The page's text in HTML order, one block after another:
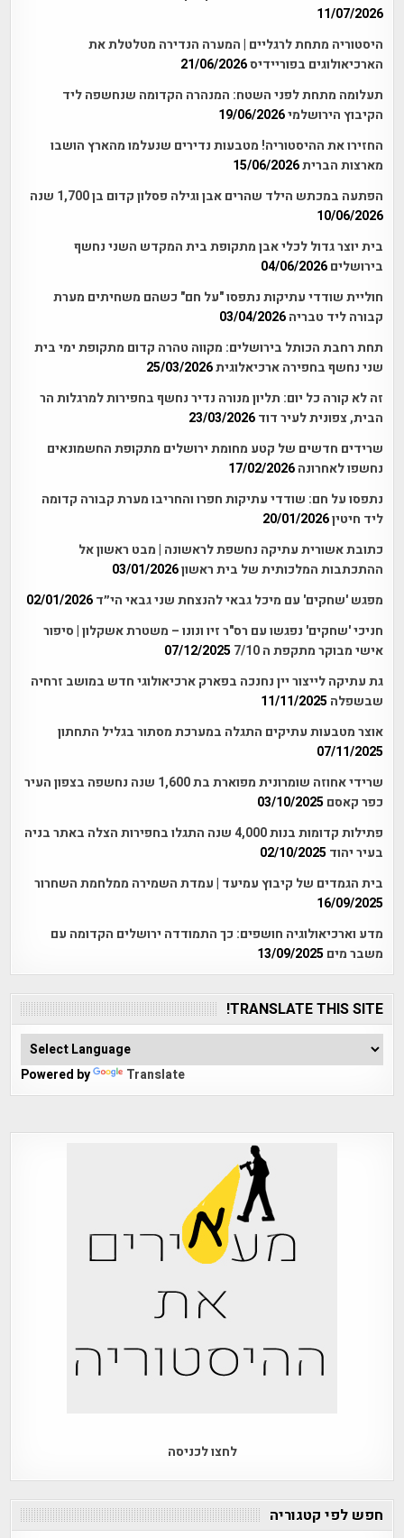
11/07/2026
היסטוריה מתחת לרגליים | המערה הנדירה מטלטלת את
הארכיאולוגים בפוריידיס21/06/2026
תעלומה מתחת לפני השטח: המנהרה הקדומה שנחשפה ליד
הקיבוץ הירושלמי19/06/2026
החזירו את ההיסטוריה! מטבעות נדירים שנעלמו מהארץ הושבו
מארצות הברית15/06/2026
הפתעה במכתש הילד שהרים אבן וגילה פסלון קדום בן 1,700 שנה
10/06/2026
בית יוצר גדול לכלי אבן מתקופת בית המקדש השני נחשף
בירושלים 04/06/2026
חוליית שודדי עתיקות נתפסו "על חם" כשהם משחיתים מערת
קבורה ליד טבריה 03/04/2026
תחת רחבת הכותל בירושלים: מקווה טהרה קדום מתקופת ימי בית
שני נחשף בחפירה ארכיאלוגית25/03/2026
זה לא קורה כל יום: תליון מנורה נדיר נחשף בחפירות למרגלות הר
הבית, צפונית לעיר דוד 23/03/2026
שרידים חדשים של קטע מחומת ירושלים מתקופת החשמונאים
נחשפו לאחרונה 17/02/2026
נתפסו על חם: שודדי עתיקות חפרו והחריבו מערת קבורה קדומה
ליד חיטין20/01/2026
כתובת אשורית עתיקה נחשפת לראשונה | מבט ראשון אל
ההתכתבות המלכותית של בית ראשון03/01/2026
מפגש 'שחקים' עם מיכל גבאי להנצחת שני גבאי הי״ד 02/01/2026
חניכי 'שחקים' נפגשו עם רס"ר זיו ונונו – משטרת אשקלון | סיפור
אישי מבוקר מתקפת ה 7/10
07/12/2025
גת עתיקה לייצור יין נחנכה בפארק ארכיאולוגי חדש במושב זרחיה
שבשפלה 11/11/2025
אוצר מטבעות עתיקים התגלה במערכת מסתור בגליל התחתון
07/11/2025
שרידי אחוזה שומרונית מפוארת בת 1,600 שנה נחשפה בצפון העיר
כפר קאסם 03/10/2025
פתילות קדומות בנות 4,000 שנה התגלו בחפירות הצלה באתר בניה
בעיר יהוד 02/10/2025
בית הגמדים של קיבוץ עמיעד | עמדת השמירה ממלחמת השחרור
16/09/2025
מדע וארכיאולוגיה חושפים: כך התמודדה ירושלים הקדומה עם
משבר מים 13/09/2025
TRANSLATE THIS SITE!
Powered by Translate
לחצו לכניסה
חפש לפי קטגוריה